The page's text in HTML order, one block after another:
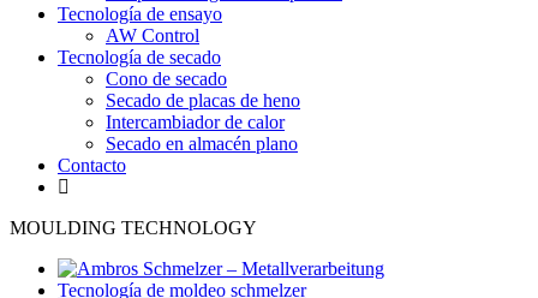
Tecnología de ensayo
AW Control
Tecnología de secado
Cono de secado
Secado de placas de heno
Intercambiador de calor
Secado en almacén plano
Contacto
MOULDING TECHNOLOGY
Tecnología de moldeo schmelzer